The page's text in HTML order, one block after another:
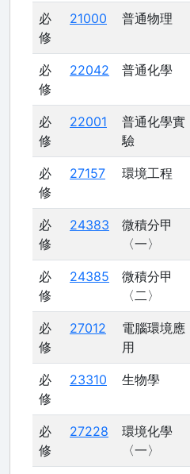
必
修
21000 普通物理
必
修
22042 普通化學
必
修
22001
普通化學實
驗
必
修
27157 環境工程
必
修
24383
微積分甲
〈一〉
必
修
24385
微積分甲
〈二〉
必
修
27012
電腦環境應
用
必
修
23310 生物學
必
修
27228
環境化學
〈一〉